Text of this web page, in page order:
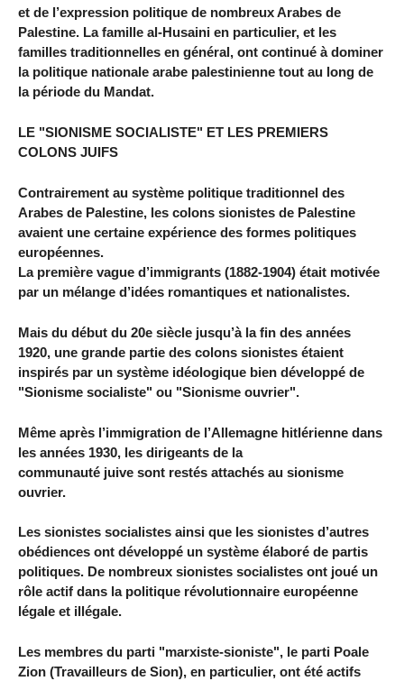
et de l’expression politique de nombreux Arabes de
Palestine. La famille al-Husaini en particulier, et les
familles traditionnelles en général, ont continué à dominer
la politique nationale arabe palestinienne tout au long de
la période du Mandat.
LE "SIONISME SOCIALISTE" ET LES PREMIERS
COLONS JUIFS
Contrairement au système politique traditionnel des
Arabes de Palestine, les colons sionistes de Palestine
avaient une certaine expérience des formes politiques
européennes.
La première vague d’immigrants (1882-1904) était motivée
par un mélange d’idées romantiques et nationalistes.
Mais du début du 20e siècle jusqu’à la fin des années
1920, une grande partie des colons sionistes étaient
inspirés par un système idéologique bien développé de
"Sionisme socialiste" ou "Sionisme ouvrier".
Même après l’immigration de l’Allemagne hitlérienne dans
les années 1930, les dirigeants de la
communauté juive sont restés attachés au sionisme
ouvrier.
Les sionistes socialistes ainsi que les sionistes d’autres
obédiences ont développé un système élaboré de partis
politiques. De nombreux sionistes socialistes ont joué un
rôle actif dans la politique révolutionnaire européenne
légale et illégale.
Les membres du parti "marxiste-sioniste", le parti Poale
Zion (Travailleurs de Sion), en particulier, ont été actifs